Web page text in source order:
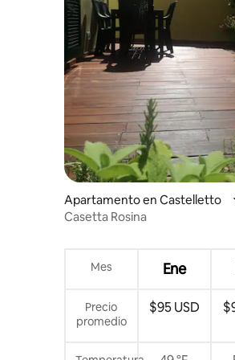
Apartamento en Castelletto
Casetta Rosina
Mes Ene
Precio
promedio
$95 USD